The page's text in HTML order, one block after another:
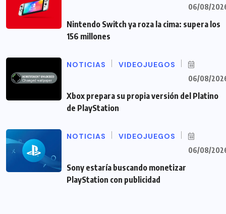
06/08/
Nintendo Switch ya roza la cima: supera los
156 millones
NOTICIAS VIDEOJUEGOS
06/08/
Xbox prepara su propia versión del Platino
de PlayStation
NOTICIAS VIDEOJUEGOS
06/08/
Sony estaría buscando monetizar
PlayStation con publicidad